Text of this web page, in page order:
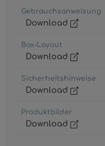
Gebrauchsanweisung
Download
Box-Layout
Download
Sicherheitshinweise
Download
Produktbilder
Download